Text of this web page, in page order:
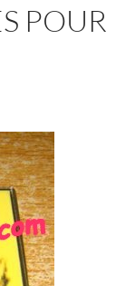
POUR